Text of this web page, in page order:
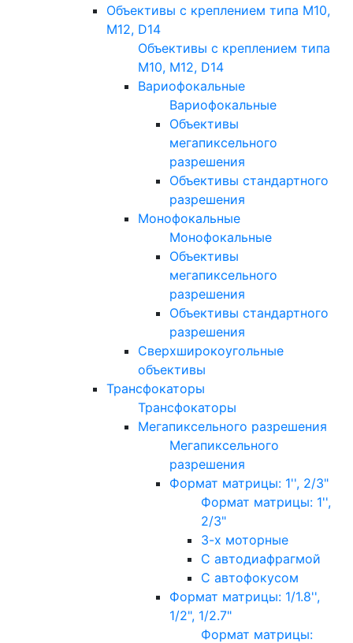
Объективы с креплением типа M10,
M12, D14
Объективы с креплением типа
M10, M12, D14
Вариофокальные
Вариофокальные
Объективы
мегапиксельного
разрешения
Объективы стандартного
разрешения
Монофокальные
Монофокальные
Объективы
мегапиксельного
разрешения
Объективы стандартного
разрешения
Сверхширокоугольные
объективы
Трансфокаторы
Трансфокаторы
Мегапиксельного разрешения
Мегапиксельного
разрешения
Формат матрицы: 1'', 2/3"
Формат матрицы: 1'',
2/3"
3-х моторные
С автодиафрагмой
С автофокусом
Формат матрицы: 1/1.8'',
1/2", 1/2.7"
Формат матрицы: